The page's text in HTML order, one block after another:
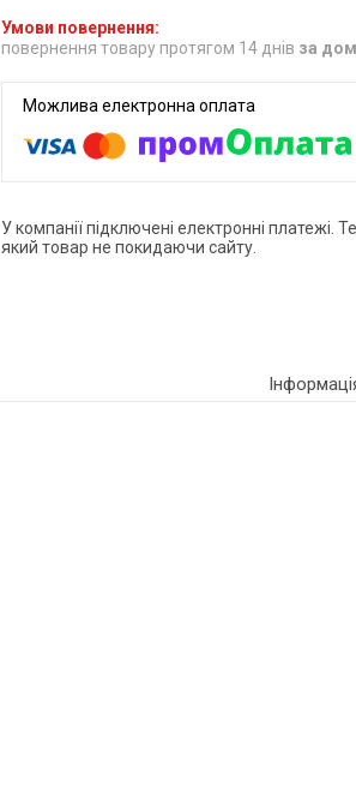
повернення товару протягом 14 днів за
У компанії підключені електронні платежі.
який товар не покидаючи сайту.